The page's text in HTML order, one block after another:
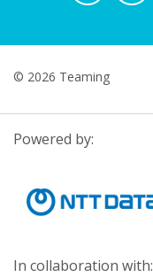
© 2026 Teaming
Powered by:
In collaboration with: